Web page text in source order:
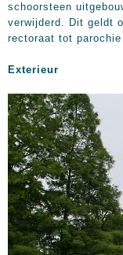
schoorsteen
verwijderd. Dit geldt
rectoraat tot parochie
Exterieur